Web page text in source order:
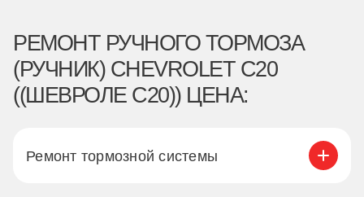
РЕМОНТ РУЧНОГО ТОРМОЗА
(РУЧНИК) CHEVROLET C20
((ШЕВРОЛЕ С20)) ЦЕНА:
Ремонт тормозной системы